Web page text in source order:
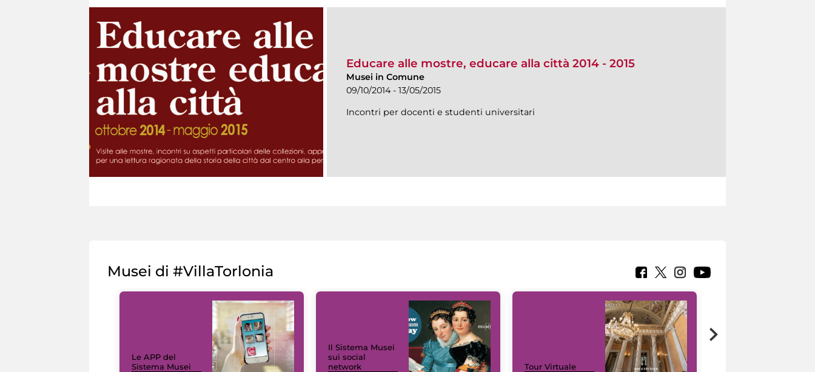
Educare alle mostre, educare alla città 2014 - 2015
Musei in Comune
09/10/2014 - 13/05/2015
Incontri per docenti e studenti universitari
Musei di #VillaTorlonia
Le APP del
Sistema Musei
Il Sistema Musei
sui social
network
Tour Virtuale